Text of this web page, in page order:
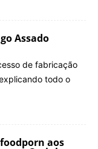
Assado
de fabricação
todo o
aos